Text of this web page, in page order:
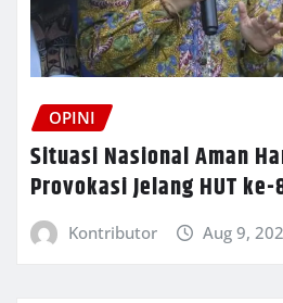
OPINI
Situasi Nasional Aman
Provokasi Jelang HUT ke-
Kontributor Aug 9,